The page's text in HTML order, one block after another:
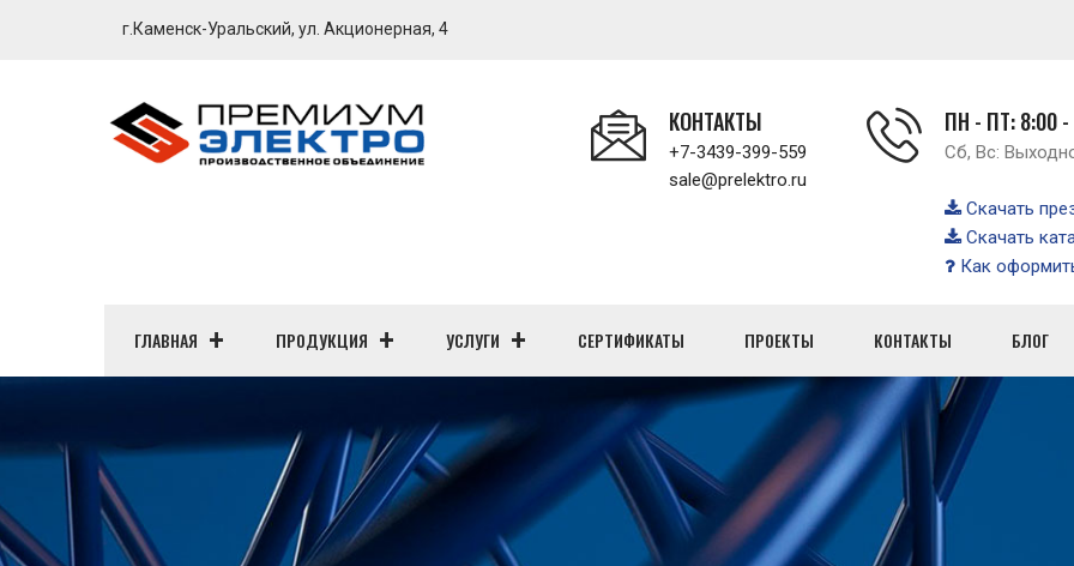
г.Каменск-Уральский, ул. Акционерная, 4
КОНТАКТЫ
+7-3439-399-559
sale@prelektro.ru
ПН - ПТ: 8:00 -
Сб, Вс:
Скачать
Скачать
Как
ГЛАВНАЯ ПРОДУКЦИЯ УСЛУГИ СЕРТИФИКАТЫ ПРОЕКТЫ КОНТАКТЫ БЛОГ